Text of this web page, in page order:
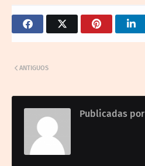
ANTIGUOS
Publicadas por